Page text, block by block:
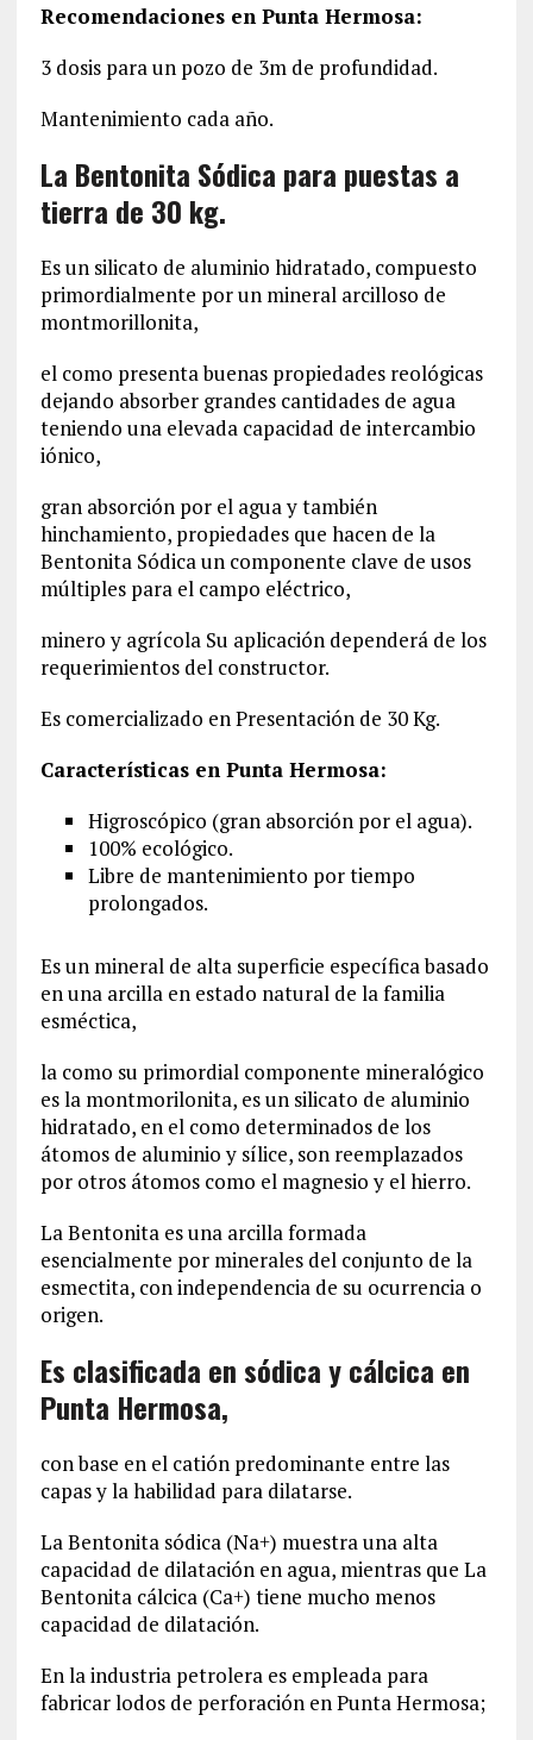
Recomendaciones en Punta Hermosa:
3 dosis para un pozo de 3m de profundidad.
Mantenimiento cada año.
La Bentonita Sódica para puestas a
tierra de 30 kg.
Es un silicato de aluminio hidratado, compuesto
primordialmente por un mineral arcilloso de
montmorillonita,
el como presenta buenas propiedades reológicas
dejando absorber grandes cantidades de agua
teniendo una elevada capacidad de intercambio
iónico,
gran absorción por el agua y también
hinchamiento, propiedades que hacen de la
Bentonita Sódica un componente clave de usos
múltiples para el campo eléctrico,
minero y agrícola Su aplicación dependerá de los
requerimientos del constructor.
Es comercializado en Presentación de 30 Kg.
Características en Punta Hermosa:
Higroscópico (gran absorción por el agua).
100% ecológico.
Libre de mantenimiento por tiempo
prolongados.
Es un mineral de alta superficie específica basado
en una arcilla en estado natural de la familia
esméctica,
la como su primordial componente mineralógico
es la montmorilonita, es un silicato de aluminio
hidratado, en el como determinados de los
átomos de aluminio y sílice, son reemplazados
por otros átomos como el magnesio y el hierro.
La Bentonita es una arcilla formada
esencialmente por minerales del conjunto de la
esmectita, con independencia de su ocurrencia o
origen.
Es clasificada en sódica y cálcica en
Punta Hermosa,
con base en el catión predominante entre las
capas y la habilidad para dilatarse.
La Bentonita sódica (Na+) muestra una alta
capacidad de dilatación en agua, mientras que La
Bentonita cálcica (Ca+) tiene mucho menos
capacidad de dilatación.
En la industria petrolera es empleada para
fabricar lodos de perforación en Punta Hermosa;